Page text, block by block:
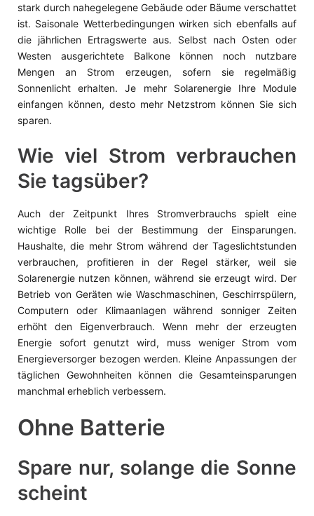
stark durch nahegelegene Gebäude oder Bäume verschattet
ist. Saisonale Wetterbedingungen wirken sich ebenfalls auf
die jährlichen Ertragswerte aus. Selbst nach Osten oder
Westen ausgerichtete Balkone können noch nutzbare
Mengen an Strom erzeugen, sofern sie regelmäßig
Sonnenlicht erhalten. Je mehr Solarenergie Ihre Module
einfangen können, desto mehr Netzstrom können Sie sich
sparen.
Wie viel Strom verbrauchen
Sie tagsüber?
Auch der Zeitpunkt Ihres Stromverbrauchs spielt eine
wichtige Rolle bei der Bestimmung der Einsparungen.
Haushalte, die mehr Strom während der Tageslichtstunden
verbrauchen, profitieren in der Regel stärker, weil sie
Solarenergie nutzen können, während sie erzeugt wird. Der
Betrieb von Geräten wie Waschmaschinen, Geschirrspülern,
Computern oder Klimaanlagen während sonniger Zeiten
erhöht den Eigenverbrauch. Wenn mehr der erzeugten
Energie sofort genutzt wird, muss weniger Strom vom
Energieversorger bezogen werden. Kleine Anpassungen der
täglichen Gewohnheiten können die Gesamteinsparungen
manchmal erheblich verbessern.
Ohne Batterie
Spare nur, solange die Sonne
scheint